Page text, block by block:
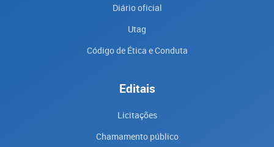
Diário oficial
Utag
Código de Ética e Conduta
Editais
Licitações
Chamamento público